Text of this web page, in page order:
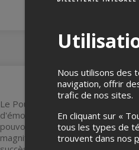
Le Pouvoir des Chansons est
d'émouvoir, de rassembler, de
pouvoir des chansons de l'album
magnifiques dont Il Sognatore,
Nous utilisons des
navigation, offrir
trafic de nos sites.
En cliquant sur «
tous les types de
trouvent dans nos